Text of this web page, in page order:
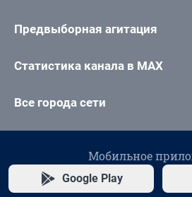
Предвыборная агитация
Статистика канала в MAX
Все города сети
Мобильное
Google Play